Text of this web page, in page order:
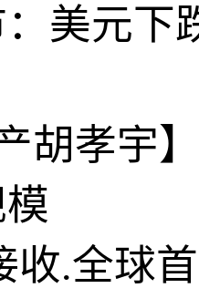
美元下
胡孝宇
收.全球